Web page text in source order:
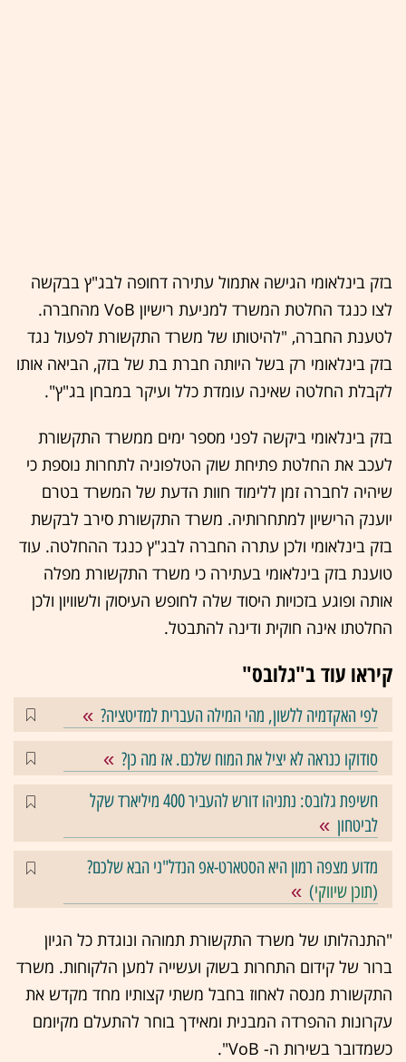
בזק בינלאומי הגישה אתמול עתירה דחופה לבג"ץ בבקשה
לצו כנגד החלטת המשרד למניעת רישיון VoB מהחברה.
לטענת החברה, "להיטותו של משרד התקשורת לפעול נגד
בזק בינלאומי רק בשל היותה חברת בת של בזק, הביאה אותו
לקבלת החלטה שאינה עומדת כלל ועיקר במבחן בג"ץ".
בזק בינלאומי ביקשה לפני מספר ימים ממשרד התקשורת
לעכב את החלטת פתיחת שוק הטלפוניה לתחרות נוספת כי
שיהיה לחברה זמן ללימוד חוות הדעת של המשרד בטרם
יוענק הרישיון למתחרותיה. משרד התקשורת סירב לבקשת
בזק בינלאומי ולכן עתרה החברה לבג"ץ כנגד ההחלטה. עוד
טוענת בזק בינלאומי בעתירה כי משרד התקשורת מפלה
אותה ופוגע בזכויות היסוד שלה לחופש העיסוק ולשוויון ולכן
החלטתו אינה חוקית ודינה להתבטל.
קיראו עוד ב"גלובס"
לפי האקדמיה ללשון, מהי המילה העברית למדיטציה?
סודוקו כנראה לא יציל את המוח שלכם. אז מה כן?
חשיפת גלובס: נתניהו דורש להעביר 400 מיליארד שקל
לביטחון
מדוע מצפה רמון היא הסטארט-אפ הנדל"ני הבא שלכם?
(תוכן שיווקי)
"התנהלותו של משרד התקשורת תמוהה ונוגדת כל הגיון
ברור של קידום התחרות בשוק ועשייה למען הלקוחות. משרד
התקשורת מנסה לאחוז בחבל משתי קצותיו מחד מקדש את
עקרונות ההפרדה המבנית ומאידך בוחר להתעלם מקיומם
כשמדובר בשירות ה- VoB".